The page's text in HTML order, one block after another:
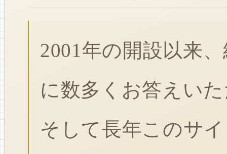
2001年の開設以来
に数多くお答えい
そして長年このサ